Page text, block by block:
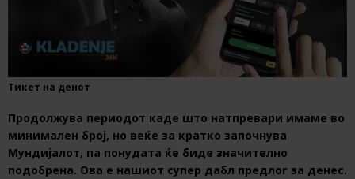
Тикет на денот
Продолжува периодот каде што натпревари имаме во
минимален број, но веќе за кратко започнува
Мундијалот, па понудата ќе биде значително
подобрена. Ова е нашиот супер дабл предлог за денес.